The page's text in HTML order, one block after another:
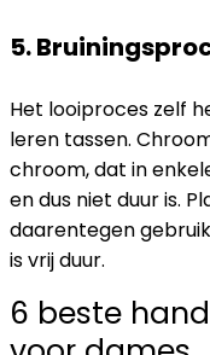
5.
Het looiproces zelf
leren tassen.
chroom, dat in
en dus niet duur is.
daarentegen
is vrij duur.
6 beste